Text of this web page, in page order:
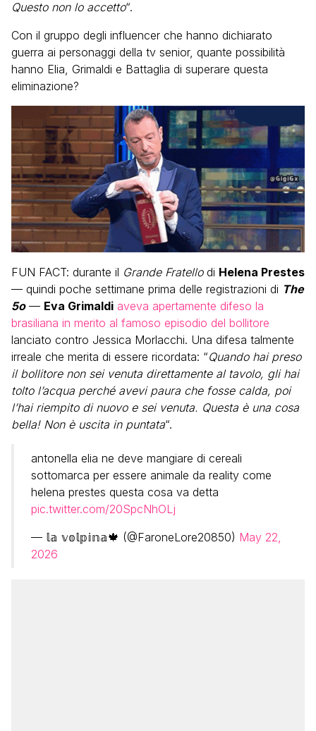
Questo non lo accetto“.
Con il gruppo degli influencer che hanno dichiarato
guerra ai personaggi della tv senior, quante possibilità
hanno Elia, Grimaldi e Battaglia di superare questa
eliminazione?
FUN FACT: durante il Grande Fratellodi Helena Prestes
— quindi poche settimane prima delle registrazioni di The
5o— Eva Grimaldi aveva apertamente difeso la
brasiliana in merito al famoso episodio del bollitore
lanciato contro Jessica Morlacchi. Una difesa talmente
irreale che merita di essere ricordata: “Quando hai preso
il bollitore non sei venuta direttamente al tavolo, gli hai
tolto l’acqua perché avevi paura che fosse calda, poi
l’hai riempito di nuovo e sei venuta. Questa è una cosa
bella! Non è uscita in puntata“.
antonella elia ne deve mangiare di cereali
sottomarca per essere animale da reality come
helena prestes questa cosa va detta
pic.twitter.com/20SpcNhOLj
— 𝕝𝕒 𝕧𝕠𝕝𝕡𝕚𝕟𝕒🍁 (@FaroneLore20850) May 22,
2026